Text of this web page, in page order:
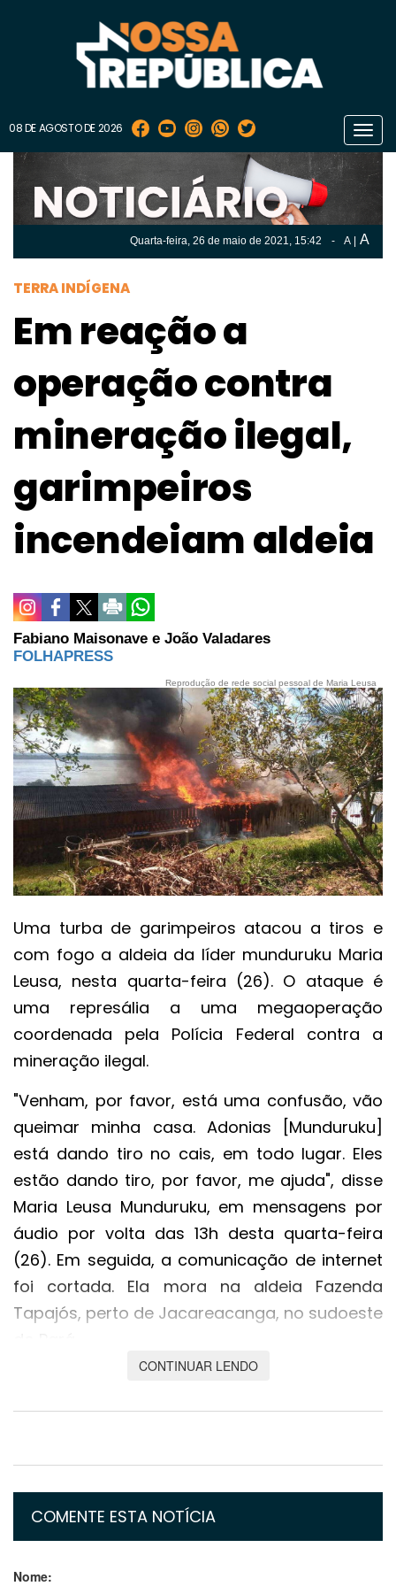
08 DE AGOSTO DE 2026
Quarta-feira, 26 de maio de 2021, 15:42 - A A
TERRA INDÍGENA
Em reação a
operação contra
mineração ilegal,
garimpeiros
incendeiam aldeia
Fabiano Maisonave e João Valadares
FOLHAPRESS
Reprodução de rede social pessoal de Maria Leusa
Uma turba de garimpeiros atacou a tiros e
com fogo a aldeia da líder munduruku Maria
Leusa, nesta quarta-feira (26). O ataque é
uma represália a uma megaoperação
coordenada pela Polícia Federal contra a
mineração ilegal.
"Venham, por favor, está uma confusão, vão
queimar minha casa. Adonias [Munduruku]
está dando tiro no cais, em todo lugar. Eles
estão dando tiro, por favor, me ajuda", disse
Maria Leusa Munduruku, em mensagens por
áudio por volta das 13h desta quarta-feira
(26). Em seguida, a comunicação de internet
foi cortada. Ela mora na aldeia Fazenda
Tapajós, perto de Jacareacanga, no sudoeste
destruída pelo fogo e, em foto tirada do outro
coluna de fumaça saindo da aldeia.
A Terra Indígena Munduruku é alvo de uma
grande operação contra garimpo envolvendo
Força Nacional e do Ibama.
CONTINUAR LENDO
COMENTE ESTA NOTÍCIA
Nome: